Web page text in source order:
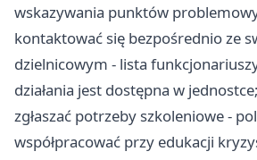
wskazywania punktów
kontaktować się bezpośrednio ze
dzielnicowym - lista
działania jest dostępna w jednostce;
zgłaszać potrzeby szkoleniowe -
współpracować przy edukacji